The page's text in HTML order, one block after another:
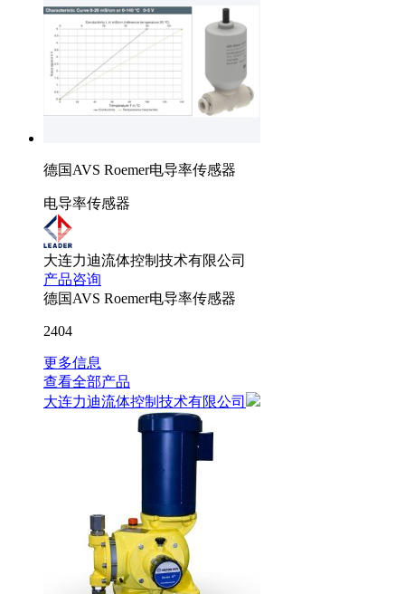
德国AVS Roemer电导率传感器
电导率传感器
大连力迪流体控制技术有限公司
产品咨询
德国AVS Roemer电导率传感器
2404
更多信息
查看全部产品
大连力迪流体控制技术有限公司